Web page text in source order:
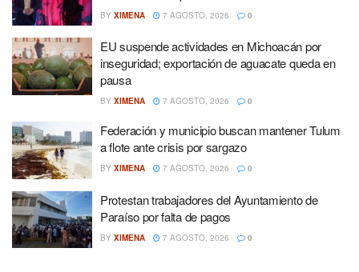
BY XIMENA 7 AGOSTO, 2026 0
EU suspende actividades en Michoacán por
inseguridad; exportación de aguacate queda en
pausa
BY XIMENA 7 AGOSTO, 2026 0
Federación y municipio buscan mantener Tulum
a flote ante crisis por sargazo
BY XIMENA 7 AGOSTO, 2026 0
Protestan trabajadores del Ayuntamiento de
Paraíso por falta de pagos
BY XIMENA 7 AGOSTO, 2026 0